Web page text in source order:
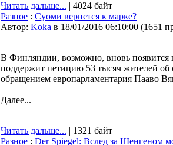
Читать дальше... | 4024 байт
Разное : Cуоми вернется к марке?
Автор: Koka в 18/01/2016 06:10:00 (1651
В Финляндии, возможно, вновь появится
поддержит петицию 53 тысяч жителей об
обращением европарламентария Пааво
Далее...
Читать дальше... | 1321 байт
Разное : Der Spiegel: Вслед за Шенгеном